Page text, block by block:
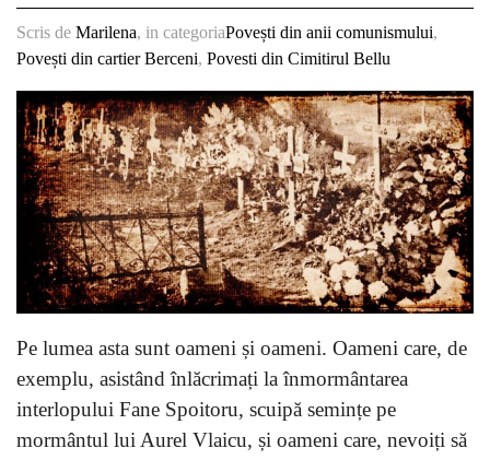
Scris de Marilena, in categoriaPovești din anii comunismului,
Povești din cartier Berceni, Povesti din Cimitirul Bellu
Pe lumea asta sunt oameni și oameni. Oameni care, de
exemplu, asistând înlăcrimați la înmormântarea
interlopului Fane Spoitoru, scuipă semințe pe
mormântul lui Aurel Vlaicu, și oameni care, nevoiți să